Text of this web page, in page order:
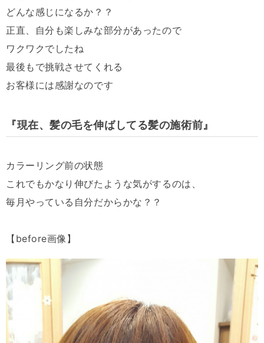
どんな感じになるか？？
正直、自分も楽しみな部分があったので
ワクワクでしたね
最後もで挑戦させてくれる
お客様には感謝なのです
『現在、髪の毛を伸ばしてる髪の施術前』
カラーリング前の状態
これでもかなり伸びたような気がするのは、
毎月やっている自分だからかな？？
【before画像】